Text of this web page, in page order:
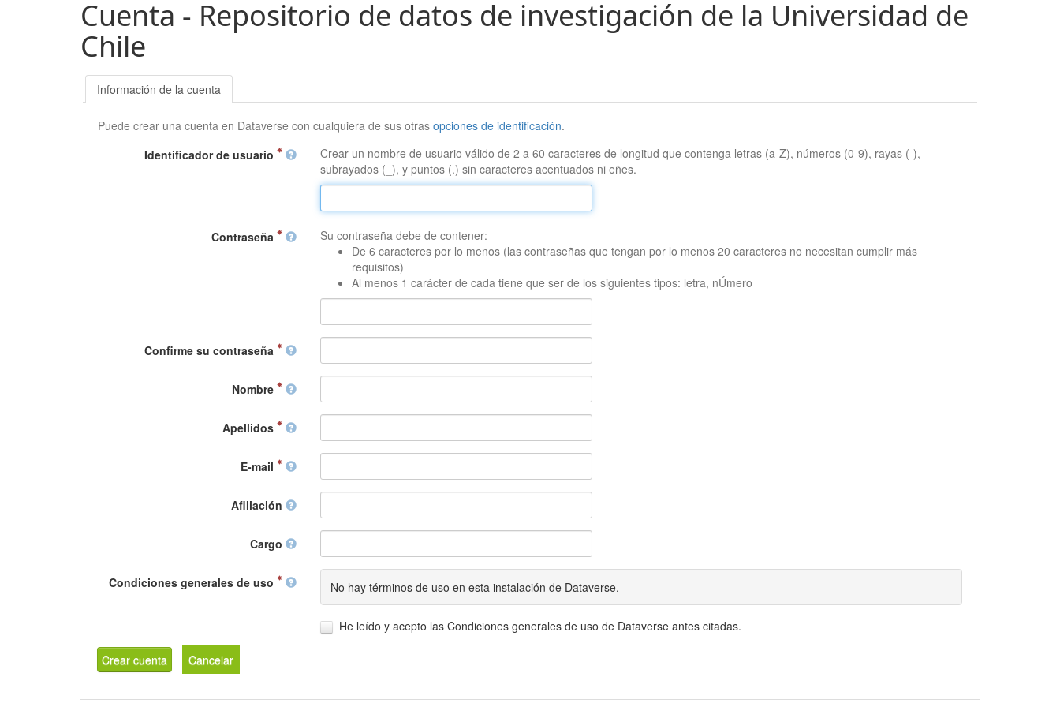
Cuenta - Repositorio de datos de investigación de la Universidad de
Chile
Información de la cuenta
Puede crear una cuenta en Dataverse con cualquiera de sus otrasopciones de identificación.
Identificador de usuario
Crear un nombre de usuario válido de 2 a 60 caracteres de longitud que contenga letras (a-Z), números (0-9), rayas (-),
subrayados (_), y puntos (.) sin caracteres acentuados ni eñes.
Contraseña
Su contraseña debe de contener:
De 6 caracteres por lo menos (las contraseñas que tengan por lo menos 20 caracteres no necesitan cumplir más
requisitos)
Al menos 1 carácter de cada tiene que ser de los siguientes tipos: letra, nÚmero
Confirme su contraseña
Nombre
Apellidos
E-mail
Afiliación
Cargo
Condiciones generales de uso No hay términos de uso en esta instalación de Dataverse.
He leído y acepto las Condiciones generales de uso de Dataverse antes citadas.
Crear cuenta Cancelar